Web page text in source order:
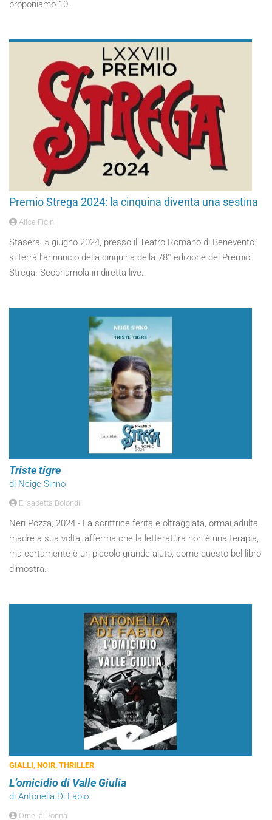
proponiamo 10.
Premio Strega 2024: la cinquina diventa una sestina
Alice Figini
Stasera, 5 giugno 2024, presso il Teatro Romano di Benevento
si terrà l’annuncio della cinquina della 78° edizione del Premio
Strega. Scopriamola in diretta live.
Triste tigre
di Neige Sinno
Elisabetta Bolondi
Neri Pozza, 2024 - La scrittrice ferita e oltraggiata, ormai adulta,
madre a sua volta, afferma che la letteratura non è una terapia,
ma certamente è un piccolo grande aiuto, come questo bel libro
dimostra.
GIALLI, NOIR, THRILLER
L’omicidio di Valle Giulia
di Antonella Di Fabio
Ornella Donna